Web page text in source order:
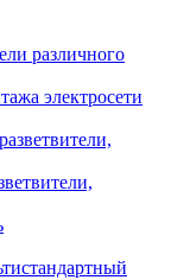
различного
электросети